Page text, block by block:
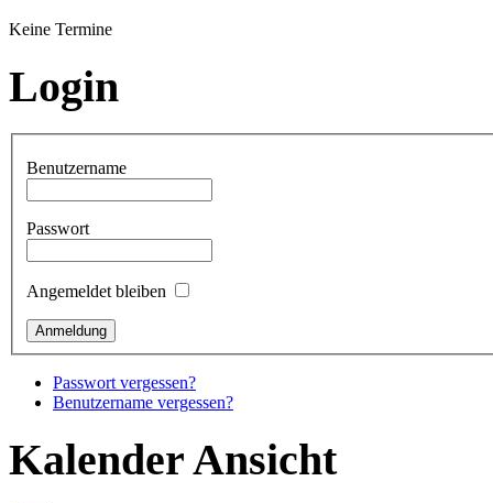
Keine Termine
Login
Benutzername
Passwort
Angemeldet bleiben
Passwort vergessen?
Benutzername vergessen?
Kalender Ansicht